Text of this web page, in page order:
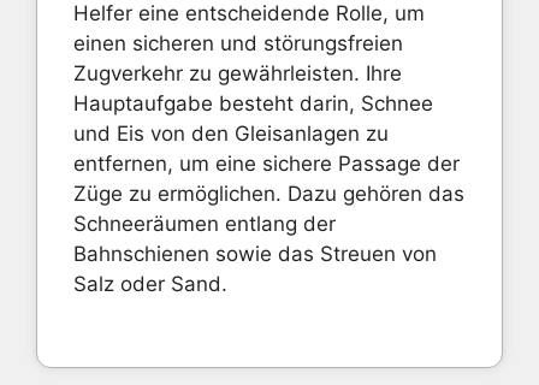
Helfer eine entscheidende Rolle, um
einen sicheren und störungsfreien
Zugverkehr zu gewährleisten. Ihre
Hauptaufgabe besteht darin, Schnee
und Eis von den Gleisanlagen zu
entfernen, um eine sichere Passage der
Züge zu ermöglichen. Dazu gehören das
Schneeräumen entlang der
Bahnschienen sowie das Streuen von
Salz oder Sand.